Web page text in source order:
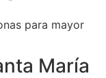
para mayor
María